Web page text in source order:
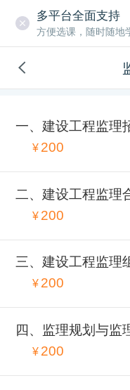
多平台全面支持
方便选课，随时随地
一、建设工程监理
¥ 200
二、建设工程监理
¥ 200
三、建设工程监理
¥ 200
四、监理规划与监
¥ 200